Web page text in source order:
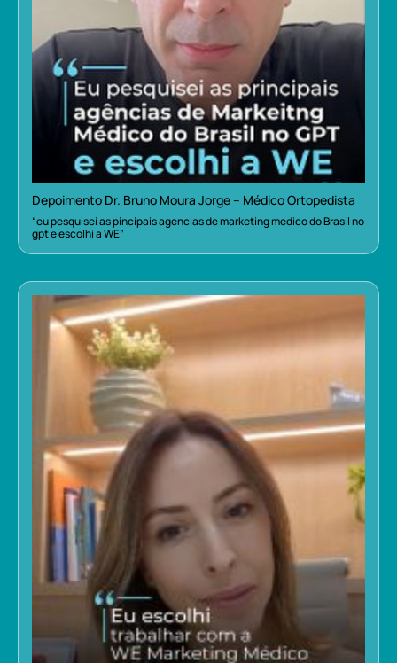
Depoimento Dr. Bruno Moura Jorge – Médico Ortopedista
“eu pesquisei as pincipais agencias de marketing medico do Brasil no
gpt e escolhi a WE”